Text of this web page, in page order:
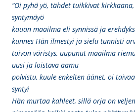
”Oi pyhä yö, tähdet tuikkivat
syntymäyö
kauan maailma eli synnissä ja
kunnes Hän ilmestyi ja sielu tunnisti
toivon väristys, uupunut maailma
uusi ja loistava aamu
polvistu, kuule enkelten äänet, oi
syntyi
Hän murtaa kahleet, sillä orja on